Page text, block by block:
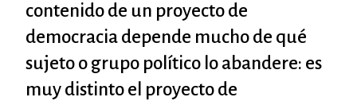
contenido de un proyecto de
democracia depende mucho de qué
sujeto o grupo político lo abandere: es
muy distinto el proyecto de